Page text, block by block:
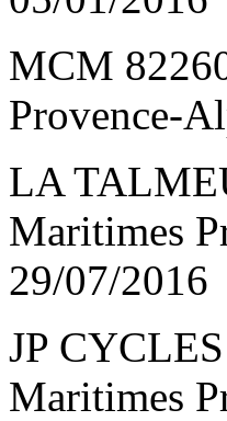
MCM
Provence-
LA
Maritimes
29/07/2016
JP
Maritimes